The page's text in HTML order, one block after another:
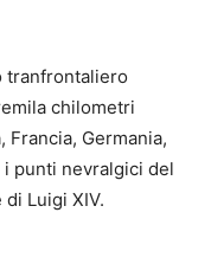
tranfrontaliero
chilometri
Germania,
i punti nevralgici del
Luigi XIV.